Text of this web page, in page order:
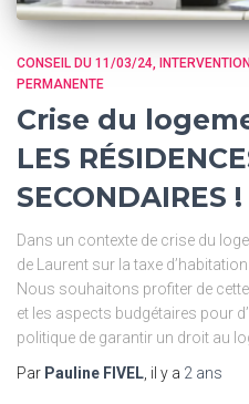
CONSEIL DU 11/03/24
PERMANENTE
Crise du
LES
SECONDAIRES !
Dans un contexte de crise du
de Laurent sur la taxe
Nous souhaitons profiter de
et les aspects budgétaires pour
politique de garantir un droit au
Par Pauline FIVEL, il y a 2 ans